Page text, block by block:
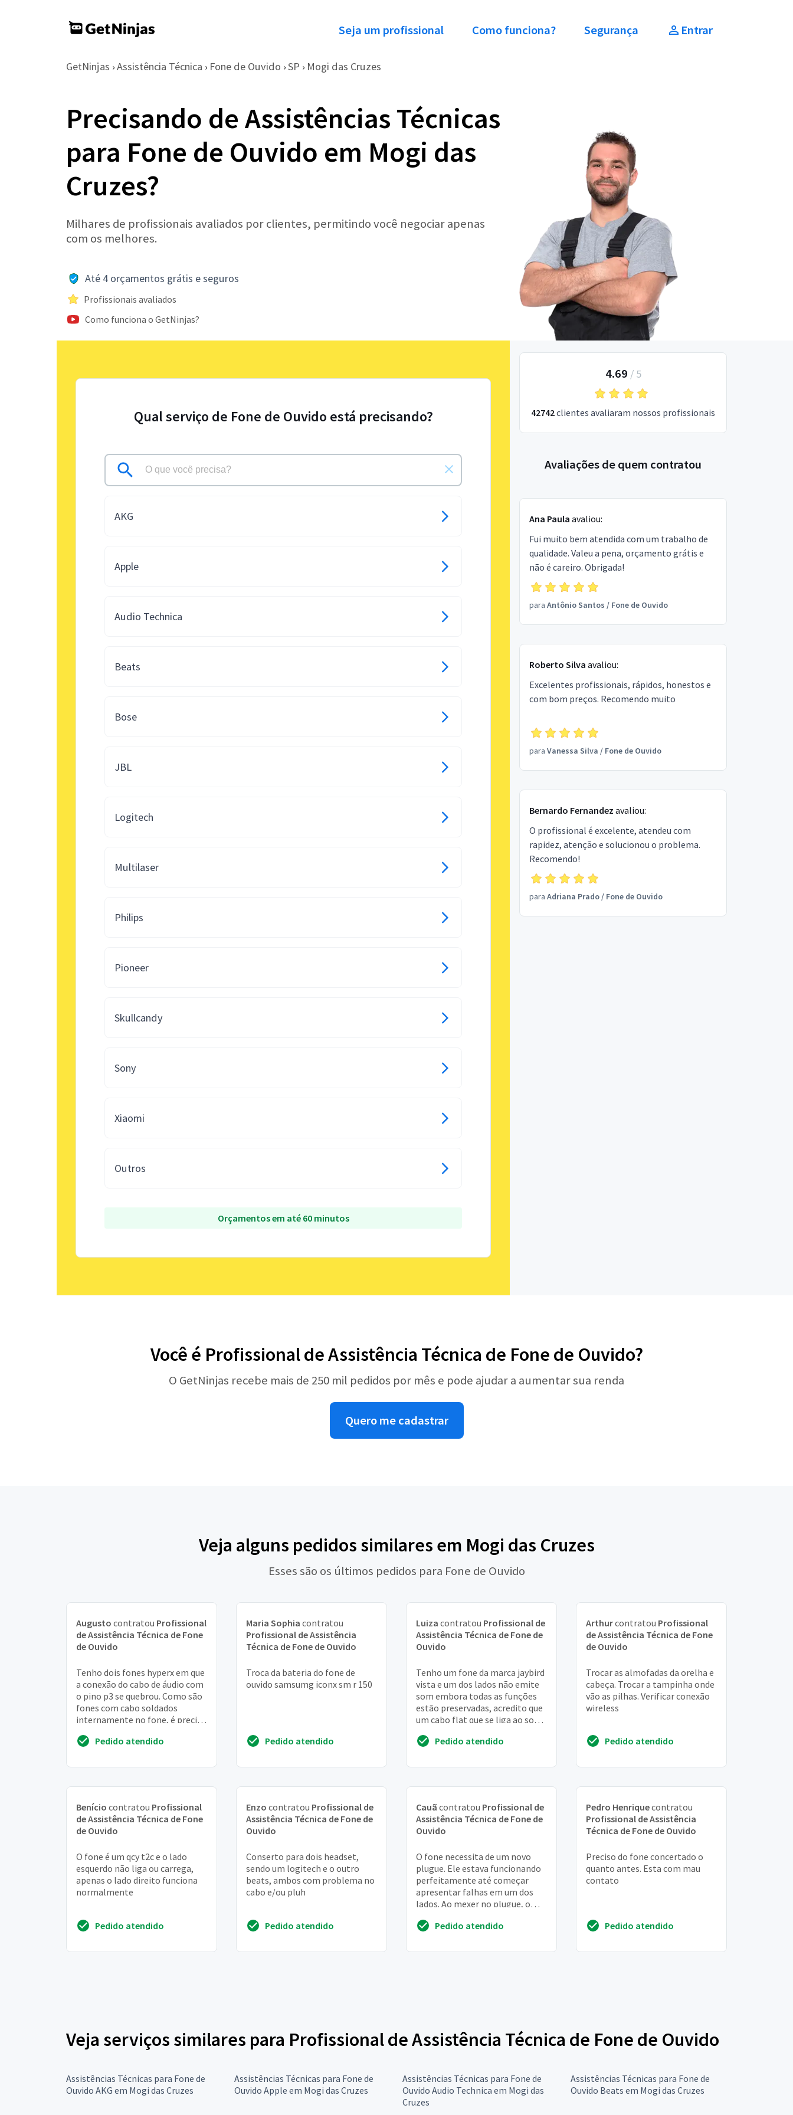
Seja um profissional Como funciona? Segurança Entrar
GetNinjas › Assistência Técnica › Fone de Ouvido › SP › Mogi das Cruzes
Precisando de Assistências Técnicas
para Fone de Ouvido em Mogi das
Cruzes?
Milhares de profissionais avaliados por clientes, permitindo você negociar apenas
com os melhores.
Até 4 orçamentos grátis e seguros
Profissionais avaliados
Como funciona o GetNinjas?
Qual serviço de Fone de Ouvido está precisando?
AKG
Apple
Audio Technica
Beats
Bose
JBL
Logitech
Multilaser
Philips
Pioneer
Skullcandy
Sony
Xiaomi
Outros
Orçamentos em até 60 minutos
4.69 / 5
42742clientes avaliaram nossos profissionais
Avaliações de quem contratou
Ana Paula avaliou:
Fui muito bem atendida com um trabalho de
qualidade. Valeu a pena, orçamento grátis e
não é careiro. Obrigada!
para Antônio Santos / Fone de Ouvido
Roberto Silva avaliou:
Excelentes profissionais, rápidos, honestos e
com bom preços. Recomendo muito
para Vanessa Silva / Fone de Ouvido
Bernardo Fernandez avaliou:
O profissional é excelente, atendeu com
rapidez, atenção e solucionou o problema.
Recomendo!
para Adriana Prado/ Fone de Ouvido
Você é Profissional de Assistência Técnica de Fone de Ouvido?
O GetNinjas recebe mais de 250 mil pedidos por mês e pode ajudar a aumentar sua renda
Quero me cadastrar
Veja alguns pedidos similares em Mogi das Cruzes
Esses são os últimos pedidos para Fone de Ouvido
Augusto contratou Profissional
de Assistência Técnica de Fone
de Ouvido
Tenho dois fones hyperx em que
a conexão do cabo de áudio com
o pino p3 se quebrou. Como são
fones com cabo soldados
internamente no fone, é preciso
Pedido atendido
Maria Sophia contratou
Profissional de Assistência
Técnica de Fone de Ouvido
Troca da bateria do fone de
ouvido samsumg iconx sm r 150
Pedido atendido
Luiza contratou Profissional de
Assistência Técnica de Fone de
Ouvido
Tenho um fone da marca jaybird
vista e um dos lados não emite
som embora todas as funções
estão preservadas, acredito que
um cabo flat que se liga ao som
Pedido atendido
Arthurcontratou Profissional
de Assistência Técnica de Fone
de Ouvido
Trocar as almofadas da orelha e
cabeça. Trocar a tampinha onde
vão as pilhas. Verificar conexão
wireless
Pedido atendido
Benício contratou Profissional
de Assistência Técnica de Fone
de Ouvido
O fone é um qcy t2c e o lado
esquerdo não liga ou carrega,
apenas o lado direito funciona
normalmente
Pedido atendido
Enzo contratou Profissional de
Assistência Técnica de Fone de
Ouvido
Conserto para dois headset,
sendo um logitech e o outro
beats, ambos com problema no
cabo e/ou pluh
Pedido atendido
Cauã contratou Profissional de
Assistência Técnica de Fone de
Ouvido
O fone necessita de um novo
plugue. Ele estava funcionando
perfeitamente até começar
apresentar falhas em um dos
lados. Ao mexer no plugue, o
lados. Posteri...
Pedido atendido
Pedro Henriquecontratou
Profissional de Assistência
Técnica de Fone de Ouvido
Preciso do fone concertado o
quanto antes. Esta com mau
contato
Pedido atendido
Veja serviços similares para Profissional de Assistência Técnica de Fone de Ouvido
Assistências Técnicas para Fone de
Ouvido AKG em Mogi das Cruzes
Assistências Técnicas para Fone de
Ouvido Apple em Mogi das Cruzes
Assistências Técnicas para Fone de
Ouvido Audio Technica em Mogi das
Cruzes
Assistências Técnicas para Fone de
Ouvido Beats em Mogi das Cruzes